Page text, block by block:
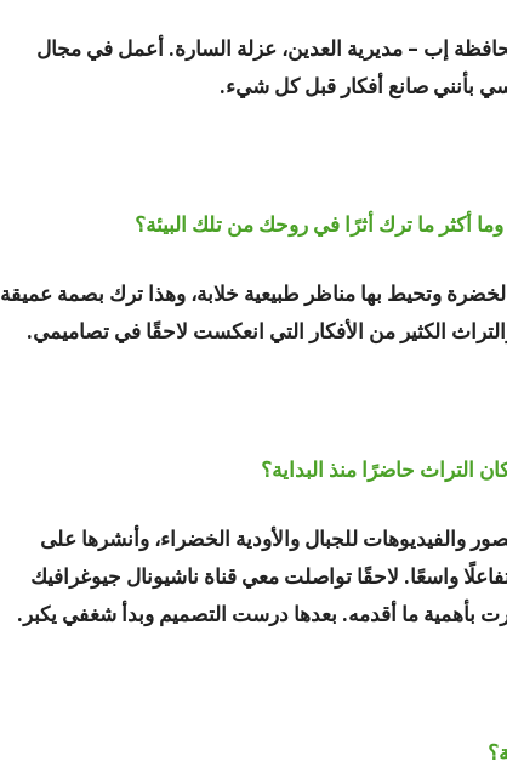
24 عامًا، من محافظة إب – مديرية العدين، عزلة السارة. أعمل في مجال
بأنني صانع أفكار قبل كل شيء.
ما ترك أثرًا في روحك من تلك البيئة؟
وتحيط بها مناظر طبيعية خلابة، وهذا ترك بصمة عميقة
الكثير من الأفكار التي انعكست لاحقًا في تصاميمي.
حاضرًا منذ البداية؟
والفيديوهات للجبال والأودية الخضراء، وأنشرها على
واسعًا. لاحقًا تواصلت معي قناة ناشيونال جيوغرافيك
ما أقدمه. بعدها درست التصميم وبدأ شغفي يكبر.